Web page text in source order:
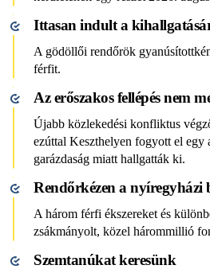
Ittasan indult a
A gödöllői rendőrök
férfit.
Az erőszakos fellépés nem
Újabb közlekedési konfliktus
ezúttal Keszthelyen fogyott el egy
garázdaság miatt hallgatták ki.
Rendőrkézen a nyíregyházi
A három férfi ékszereket és
zsákmányolt, közel hárommillió
Szemtanúkat keresünk